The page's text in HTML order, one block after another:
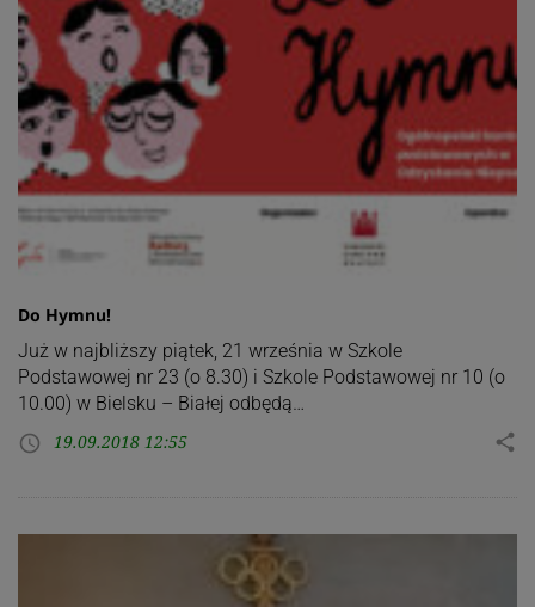
Do Hymnu!
Już w najbliższy piątek, 21 września w Szkole
Podstawowej nr 23 (o 8.30) i Szkole Podstawowej nr 10 (o
10.00) w Bielsku – Białej odbędą…
access_time 19.09.2018 12:55 share